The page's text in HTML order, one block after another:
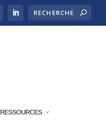
RESSOURCES